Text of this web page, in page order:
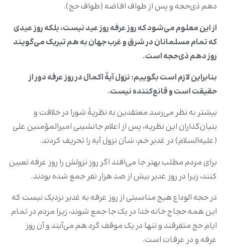
دهم ذی‌حجه و پس از طواف افاضه (طواف حج).
از این معلوم می‌شود که روز عرفه روز عید نیست، بلکه روز عیدی
که تمام مسلمانان در شرق و غرب جهان به هم تبریک می‌گویند
روز دهم ذی‌حجه است.
بنابراین لازم است بگوییم: نزول آیۀ اکمال در روز عرفه دور از
حقیقت است و قانع‌کننده نیست.
بیشتر به نظر می‌رسد معتقدین به نظریۀ شورا در خلافت و
بنیان‌گذاران این نظریه، پس از اعلام جانشینی امیرالمؤمنین علی
(علیه‌السلام) در غدیر خم، شأن نزول آیه را تحریف کردند.
برای مردم مطلب بهتر جا می‌افتد اگر روز نزولش را روز عرفه تعیین
کنند، زیرا در روز غدیر بیش از صد هزار نفر جمع شده بودند.
در حجه الوداع هیچ مناسبتی از روز عرفه به غدیر نزدیک نیست که
این همه حجاج خانه خدا در یک جا جمع شوند، زیرا مردم در تمام
ایام حج متفرقند و تنها در یک موقف گرد هم می‌آیند و آن روز
عرفه و در عرفات است.